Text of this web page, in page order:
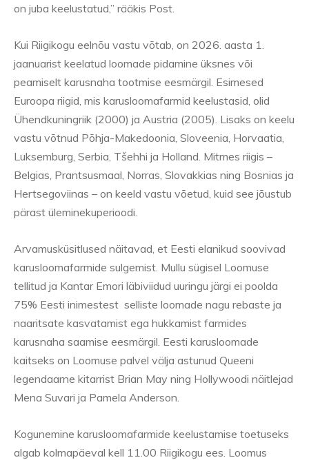
on juba keelustatud,” rääkis Post.
Kui Riigikogu eelnõu vastu võtab, on 2026. aasta 1.
jaanuarist keelatud loomade pidamine üksnes või
peamiselt karusnaha tootmise eesmärgil. Esimesed
Euroopa riigid, mis karusloomafarmid keelustasid, olid
Ühendkuningriik (2000) ja Austria (2005). Lisaks on keelu
vastu võtnud Põhja-Makedoonia, Sloveenia, Horvaatia,
Luksemburg, Serbia, Tšehhi ja Holland. Mitmes riigis –
Belgias, Prantsusmaal, Norras, Slovakkias ning Bosnias ja
Hertsegoviinas – on keeld vastu võetud, kuid see jõustub
pärast üleminekuperioodi.
Arvamusküsitlused näitavad, et Eesti elanikud soovivad
karusloomafarmide sulgemist. Mullu sügisel Loomuse
tellitud ja Kantar Emori läbiviidud uuringu järgi ei poolda
75% Eesti inimestest selliste loomade nagu rebaste ja
naaritsate kasvatamist ega hukkamist farmides
karusnaha saamise eesmärgil. Eesti karusloomade
kaitseks on Loomuse palvel välja astunud Queeni
legendaarne kitarrist Brian May ning Hollywoodi näitlejad
Mena Suvari ja Pamela Anderson.
Kogunemine karusloomafarmide keelustamise toetuseks
algab kolmapäeval kell 11.00 Riigikogu ees. Loomus